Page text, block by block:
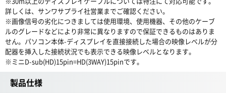
詳しくは、サンワサプライ社営業までご確認ください。
※画像信号の劣化につきましては使用環境、使用機器、その他のケーブ
ルのグレードなどにより非常に異なりますので保証できるものはありま
せん。パソコン本体-ディスプレイを直接接続した場合の映像レベルが分
配器を挿入した接続状況でも表示できる映像レベルとなります。
※ミニD-sub(HD)15pin=HD(3WAY)15pinです。
製品仕様